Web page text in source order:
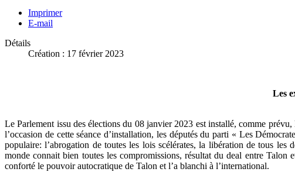
Imprimer
E-mail
Détails
Création : 17 février 2023
Les
Le Parlement issu des élections du 08 janvier 2023 est installé, comme
l’occasion de cette séance d’installation, les députés du parti « Les
populaire: l’abrogation de toutes les lois scélérates, la libération de tous
monde connait bien toutes les compromissions, résultat du deal entre
conforté le pouvoir autocratique de Talon et l’a blanchi à l’international.